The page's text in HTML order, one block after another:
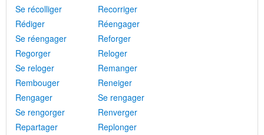
Se récolliger
Recorriger
Rédiger
Réengager
Se réengager
Reforger
Regorger
Reloger
Se reloger
Remanger
Rembouger
Reneiger
Rengager
Se rengager
Se rengorger
Renverger
Repartager
Replonger